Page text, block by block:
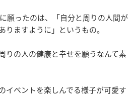
願ったのは、「自分と周りの人間が
りますように」というもの。
りの人の健康と幸せを願うなんて素
イベントを楽しんでる様子が可愛す